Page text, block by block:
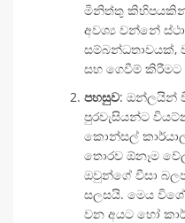
මිනිත්තු
අවශ්‍ය වන්නේ
සම්බන්ධතාවයක්,
සහ ගෙවීම් කිරීමට
පහසුව: ඔන්ලයින්
පුරවැසියන්ට
කොන්සල්
තොරව ඕනෑම
ඔවුන්ගේ වීසා
සලසයි. මෙය
වන අයට හෝ